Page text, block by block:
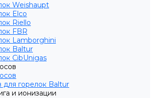
Weishaupt
Elco
Riello
FBR
Lamborghini
Baltur
CibUnigas
для горелок Baltur
и ионизации